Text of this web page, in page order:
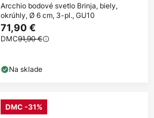
Arcchio bodové svetlo Brinja, biely,
okrúhly, Ø 6 cm, 3-pl., GU10
71,90 €
DMC91,90 €
Na sklade
DMC -31%